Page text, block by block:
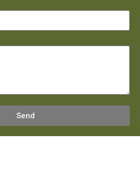
Send